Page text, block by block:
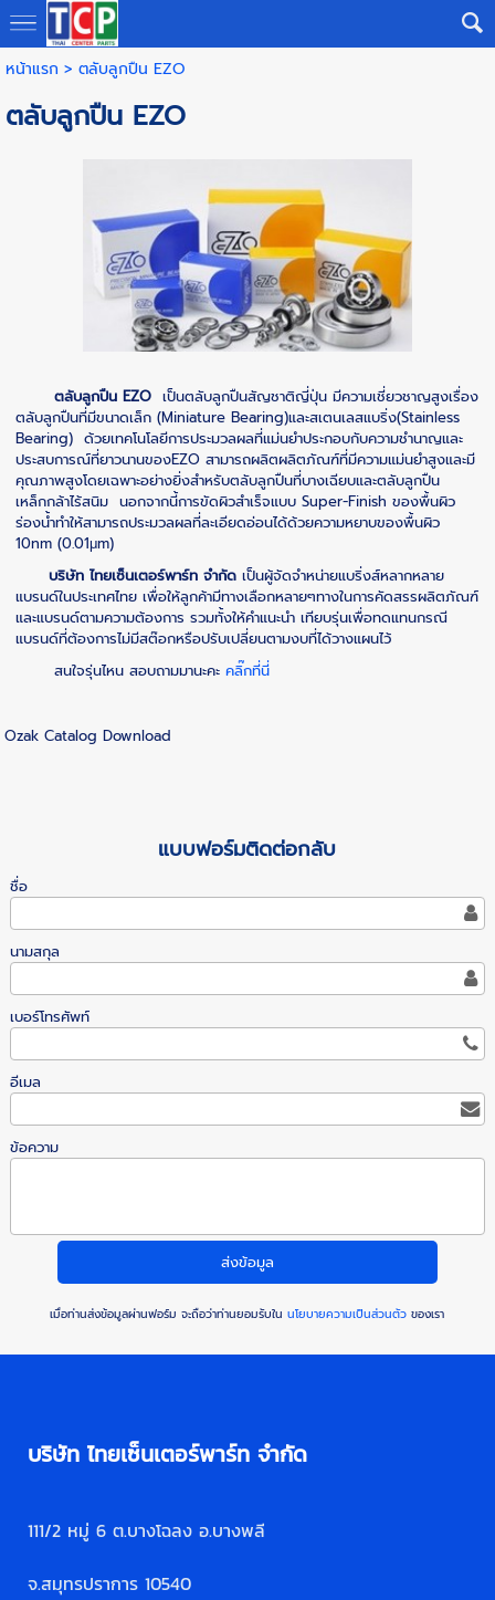
หน้าแรก > ตลับลูกปืน EZO
ตลับลูกปืน EZO
ตลับลูกปืน EZO เป็นตลับลูกปืนสัญชาติญี่ปุ่น มีความเชี่ยวชาญสูงเรื่อง
ตลับลูกปืนที่มีขนาดเล็ก (Miniature Bearing)และสเตนเลสแบริ่ง(Stainless
Bearing) ด้วยเทคโนโลยีการประมวลผลที่แม่นยำประกอบกับความชำนาญและ
ประสบการณ์ที่ยาวนานของEZO สามารถผลิตผลิตภัณฑ์ที่มีความแม่นยำสูงและมี
คุณภาพสูงโดยเฉพาะอย่างยิ่งสำหรับตลับลูกปืนที่บางเฉียบและตลับลูกปืน
เหล็กกล้าไร้สนิม นอกจากนี้การขัดผิวสำเร็จแบบ Super-Finish ของพื้นผิว
ร่องน้ำทำให้สามารถประมวลผลที่ละเอียดอ่อนได้ด้วยความหยาบของพื้นผิว
10nm (0.01μm)
บริษัท ไทยเซ็นเตอร์พาร์ท จำกัด เป็นผู้จัดจำหน่ายแบริ่งส์หลากหลาย
แบรนด์ในประเทศไทย เพื่อให้ลูกค้ามีทางเลือกหลายๆทางในการคัดสรรผลิตภัณฑ์
และแบรนด์ตามความต้องการ รวมทั้งให้คำแนะนำ เทียบรุ่นเพื่อทดแทนกรณี
แบรนด์ที่ต้องการไม่มีสต๊อกหรือปรับเปลี่ยนตามงบที่ได้วางแผนไว้
สนใจรุ่นไหน สอบถามมานะคะคลิ๊กที่นี่
Ozak Catalog Download
แบบฟอร์มติดต่อกลับ
ชื่อ
นามสกุล
เบอร์โทรศัพท์
อีเมล
ข้อความ
เมื่อท่านส่งข้อมูลผ่านฟอร์ม จะถือว่าท่านยอมรับในนโยบายความเป็นส่วนตัว ของเรา
บริษัท ไทยเซ็นเตอร์พาร์ท จำกัด
111/2 หมู่ 6 ต.บางโฉลง อ.บางพลี
จ.สมุทรปราการ 10540